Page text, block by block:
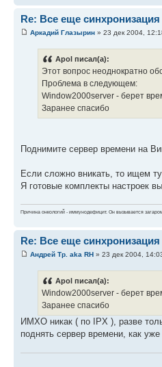
Re: Все еще
Аркадий Глазырин » 23 дек 2004,
Apol писал(а):
Этот вопрос неоднократно
Проблема в следующем:
Window2000server - берет
Заранее спасибо
Поднимите сервер времени на
Если сложно вникать, то ищем
Я готовые комплекты настроек
Причина онкологий - иммунодефицит. Он вызывается
Re: Все еще
Андрей Тр. aka RH » 23 дек 2004,
Apol писал(а):
Window2000server - берет
Заранее спасибо
ИМХО никак ( по IPX ), разве
поднять сервер времени, как